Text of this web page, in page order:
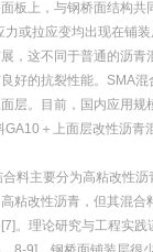
板上，与钢桥面结构共
或拉应变均出现在铺
，这不同于普通的沥青
好的抗裂性能。SMA
层。目前，国内应用规
＋上面层改性沥青
料主要分为高粘改性沥
粘改性沥青，但其混合
。理论研究与工程实践